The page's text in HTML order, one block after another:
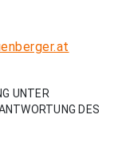
UNTER
DES